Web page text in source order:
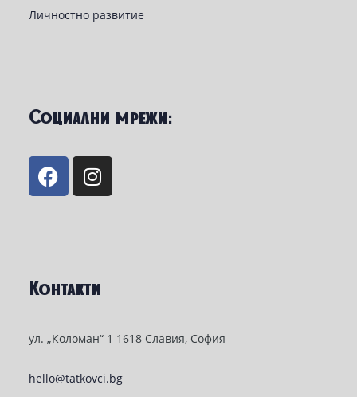
Личностно развитие
Социални мрежи:
Контакти
ул. „Коломан“ 1 1618 Славия, София
hello@tatkovci.bg